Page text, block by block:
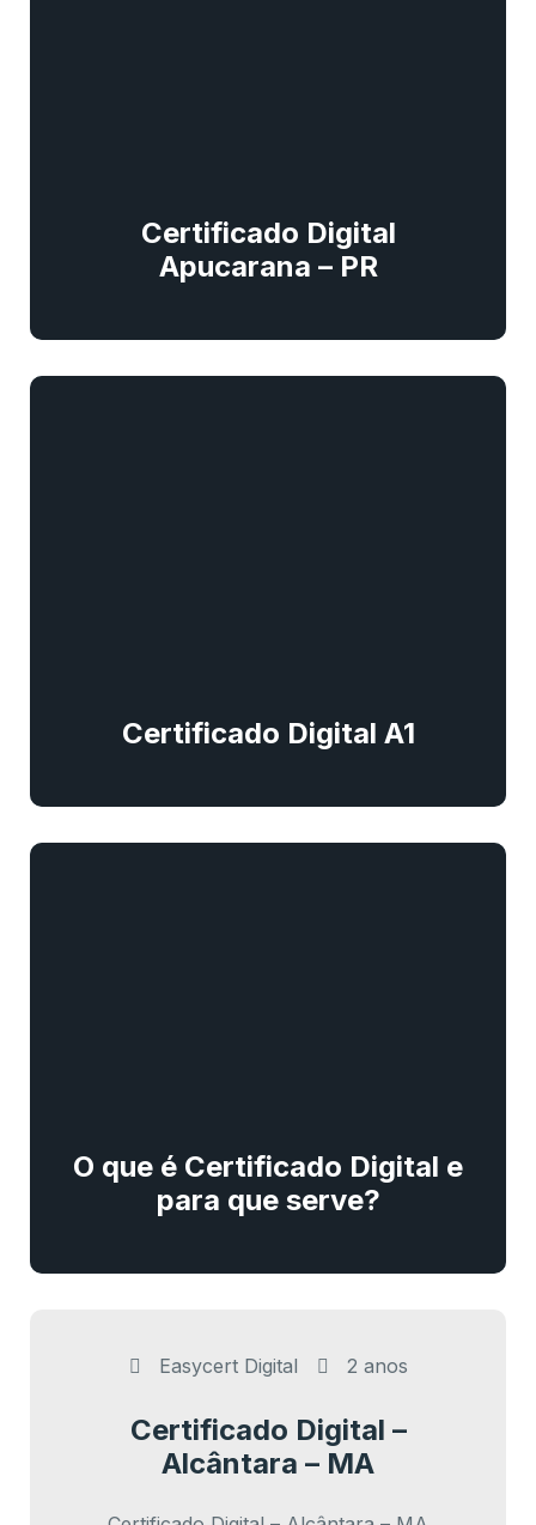
Certificado Digital
Apucarana – PR
Certificado Digital A1
O que é Certificado Digital e
para que serve?
Easycert Digital 2 anos
Certificado Digital –
Alcântara – MA